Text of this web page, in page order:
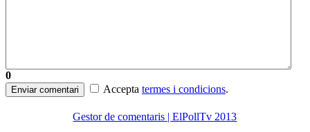
0
Enviar comentari Accepta termes i condicions.
Gestor de comentaris | ElPollTv 2013